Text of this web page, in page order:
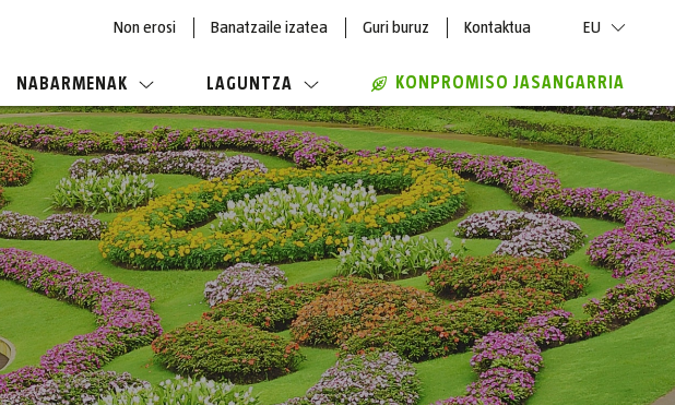
Non erosi Banatzaile izatea Guri buruz Kontaktua EU
NABARMENAK LAGUNTZA KONPROMISO JASANGARRIA